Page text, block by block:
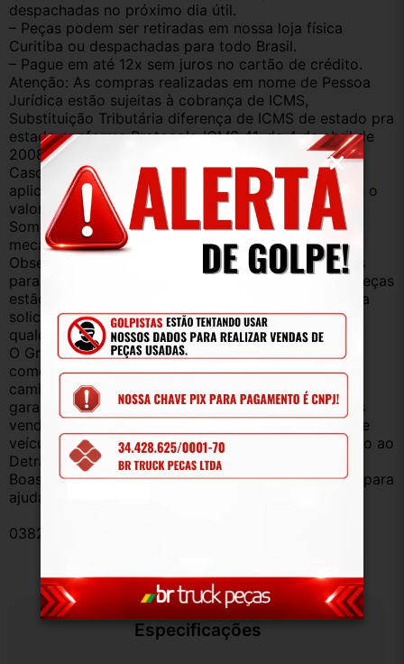
despachadas no próximo dia útil.
– Peças podem ser retiradas em nossa loja física
Curitiba ou despachadas para todo Brasil.
– Pague em até 12x sem juros no cartão de crédito.
Atenção: As compras realizadas em nome de Pessoa
Jurídica estão sujeitas à cobrança de ICMS,
Substituição Tributária diferença de ICMS de estado pra
estado conforme Protocolo ICMS 41, de 4 de abril de
2008.
Caso você tenha dúvidas sobre o percentual a ser
aplicado, nos consulte através do campo perguntas o
valor que será acrescentado.
Somos uma empresa com amplo estoque de peças
mecânica, lataria, acessórios, entre outros.
Observação: Considerando que recebemos veículos
para retirada de peças diariamente, nem todas as peças
estão anunciadas, desta forma, fique à vontade para
solicitar qualquer peça, de qualquer veículo, em
qualquer um de nossos anúncios.
O Grupo Br Truck Peças está há 25 anos
comercializando peças para caminhões, vans,
caminhonetes, automóveis e utilitários. Todas com
garantia de procedência e funcionamento. Produtos
vendidos somente com Nota Fiscal e proveniente de
veículo sucata – TODOS devidamente baixados junto ao
Detran.
Boas compras e sempre que precisar estamos aqui para
ajudar!
038214
Especificações